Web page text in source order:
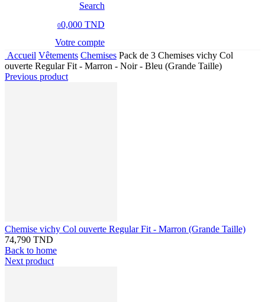
Search
00,000 TND
Votre compte
Accueil Vêtements Chemises Pack de 3 Chemises vichy Col
ouverte Regular Fit - Marron - Noir - Bleu (Grande Taille)
Previous product
Chemise vichy Col ouverte Regular Fit - Marron (Grande Taille)
74,790 TND
Back to home
Next product